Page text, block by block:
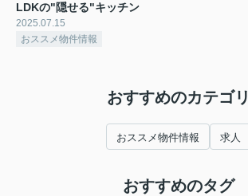
LDKの"隠せる"キッチン
2025.07.15
おススメ物件情報
おすすめのカテゴリ
おススメ物件情報 求人
おすすめのタグ